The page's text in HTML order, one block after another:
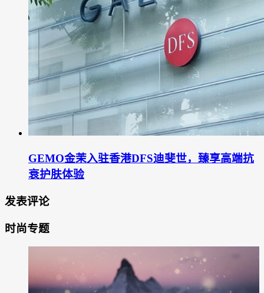
GEMO金茉入驻香港DFS迪斐世，臻享高端抗
衰护肤体验
发表评论
时尚专题